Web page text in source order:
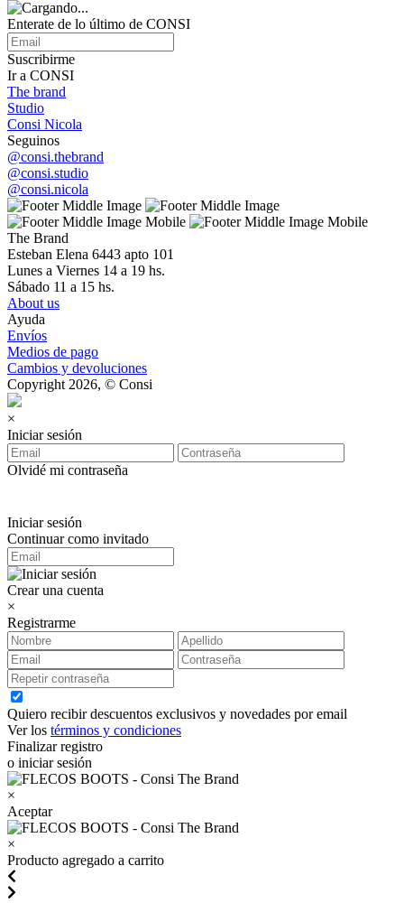
Enterate de lo último de CONSI
Suscribirme
Ir a CONSI
The brand
Studio
Consi Nicola
Seguinos
@consi.thebrand
@consi.studio
@consi.nicola
The Brand
Esteban Elena 6443 apto 101
Lunes a Viernes 14 a 19 hs.
Sábado 11 a 15 hs.
About us
Ayuda
Envíos
Medios de pago
Cambios y devoluciones
Copyright 2026, © Consi
×
Iniciar sesión
Olvidé mi contraseña
Iniciar sesión
Continuar como invitado
Crear una cuenta
×
Registrarme
Quiero recibir descuentos exclusivos y novedades por email
Ver los términos y condiciones
Finalizar registro
o iniciar sesión
×
Aceptar
×
Producto agregado a carrito